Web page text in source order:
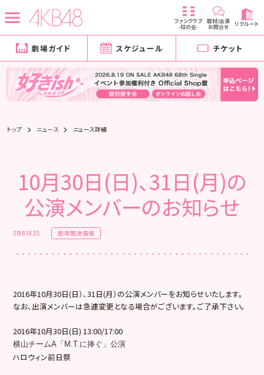
ファンクラブ
-柱の会-
取材/出演
お問合せ リクルート
劇場ガイド スケジュール チケット
トップ ニュース ニュース詳細
10月30日(日)、31日(月)の
公演メンバーのお知らせ
2016.10.25 劇場関連情報
2016年10月30日(日）、31日(月）の公演メンバーをお知らせいたします。
なお、出演メンバーは急遽変更となる場合がございます。ご了承下さい。
2016年10月30日(日) 13:00/17:00
横山チームA「M.T.に捧ぐ」公演
ハロウィン前日祭